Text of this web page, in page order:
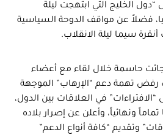
“دول الخليج التي ابتهجت ليلة
فضلاً عن مواقف الدوحة السياسية
أنقرة سيما ليلة الانقلاب.
حاسمة خلال لقاء مع أعضاء
تهمة دعم “الإرهاب” الموجهة
في العلاقات بين الدول،
ونهائياً، وأعلن عن إصرار بلاده
وتقديم “كافة أنواع الدعم”